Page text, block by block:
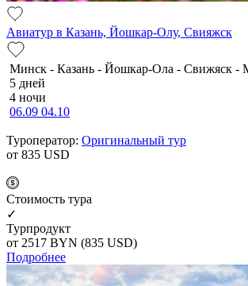
Авиатур в Казань, Йошкар-Олу, Свияжск
Минск - Казань - Йошкар-Ола - Свижяск -
5 дней
4 ночи
06.09 04.10
Туроператор: Оригинальный тур
от 835 USD
Cтоимость тура
✓
Турпродукт
от 2517 BYN (835 USD)
Подробнее